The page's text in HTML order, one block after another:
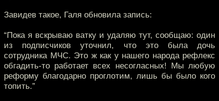
Завидев такое, Галя обновила запись:
“Пока я вскрываю ватку и удаляю тут, сообщаю: один
из подписчиков уточнил, что это была дочь
сотрудника МЧС. Это ж как у нашего народа рефлекс
обгадить-то работает всех несогласных! Мы любую
реформу благодарно проглотим, лишь бы было кого
топить.”